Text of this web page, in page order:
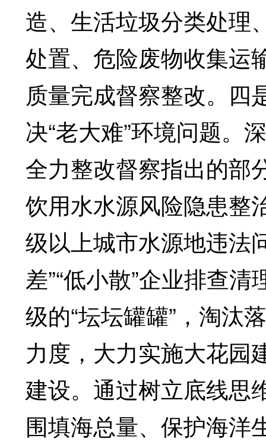
造、生活垃圾分类处理
处置、危险废物收集运
质量完成督察整改。四
决“老大难”环境问题。
全力整改督察指出的部
饮用水水源风险隐患整
级以上城市水源地违法
差”“低小散”企业排查
级的“坛坛罐罐”，淘汰
力度，大力实施大花园
建设。通过树立底线思
围填海总量、保护海洋